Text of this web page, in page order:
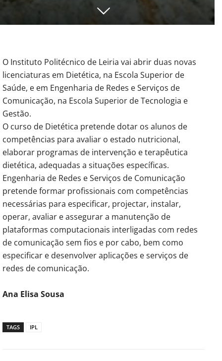
O Instituto Politécnico de Leiria vai abrir duas novas
licenciaturas em Dietética, na Escola Superior de
Saúde, e em Engenharia de Redes e Serviços de
Comunicação, na Escola Superior de Tecnologia e
Gestão.
O curso de Dietética pretende dotar os alunos de
competências para avaliar o estado nutricional,
elaborar programas de intervenção e terapêutica
dietética, adequadas a situações específicas.
Engenharia de Redes e Serviços de Comunicação
pretende formar profissionais com competências
necessárias para especificar, projectar, instalar,
operar, avaliar e assegurar a manutenção de
plataformas computacionais interligadas com redes
de comunicação sem fios e por cabo, bem como
especificar e desenvolver aplicações e serviços de
redes de comunicação.
Ana Elisa Sousa
TAGS IPL